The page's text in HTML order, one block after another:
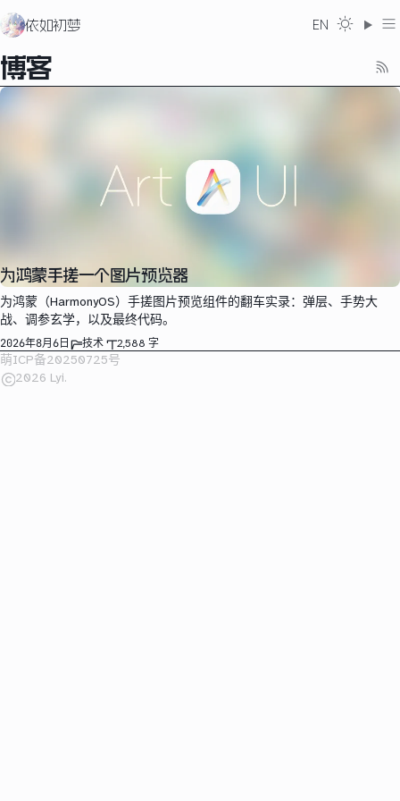
依如初梦 EN
博客
为鸿蒙手搓一个图片预览器
为鸿蒙（HarmonyOS）手搓图片预览组件的翻车实录：弹层、手势大
战、调参玄学，以及最终代码。
2026年8月6日 技术 2,588 字
萌ICP备20250725号
2026 Lyi.